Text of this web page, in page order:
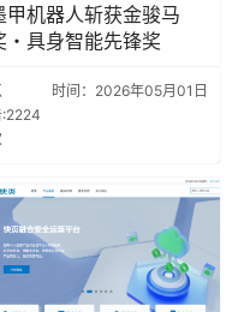
甲机器人斩获金骏马
・具身智能先锋奖
时间：2026年05月01日